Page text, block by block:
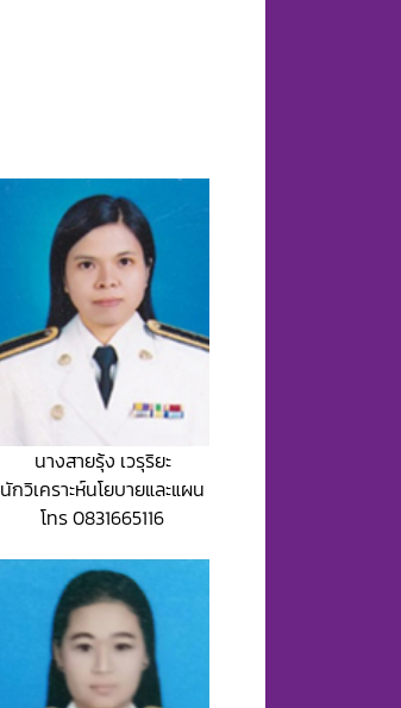
นางสายรุ้ง เวรุริยะ
นักวิเคราะห์นโยบายและแผน
โทร 0831665116